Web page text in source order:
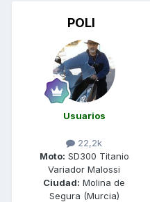
POLI
Usuarios
22,2k
Moto: SD300 Titanio
Variador Malossi
Ciudad: Molina de
Segura (Murcia)